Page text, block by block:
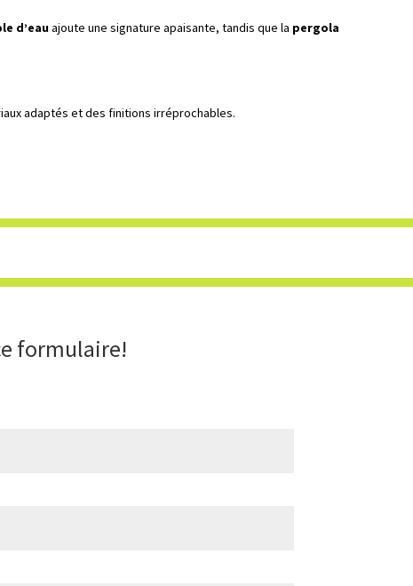
d’eauajoute une signature apaisante, tandis que la pergola
adaptés et des finitions irréprochables.
formulaire!